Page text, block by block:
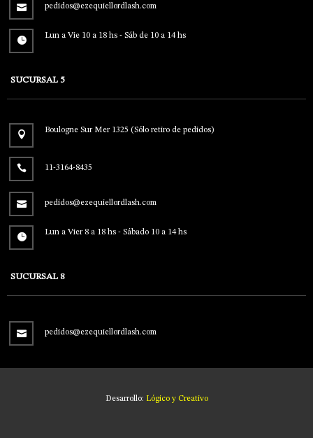
pedidos@ezequiellordlash.com
Lun a Vie 10 a 18 hs - Sáb de 10 a 14 hs
SUCURSAL 5
Boulogne Sur Mer 1325 (Sólo retiro de pedidos)
11-3164-8435
pedidos@ezequiellordlash.com
Lun a Vier 8 a 18 hs - Sábado 10 a 14 hs
SUCURSAL 8
pedidos@ezequiellordlash.com
Desarrollo: Lógico y Creativo